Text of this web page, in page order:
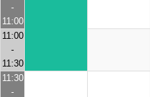
-
11:00
11:00
-
11:30
11:30
-